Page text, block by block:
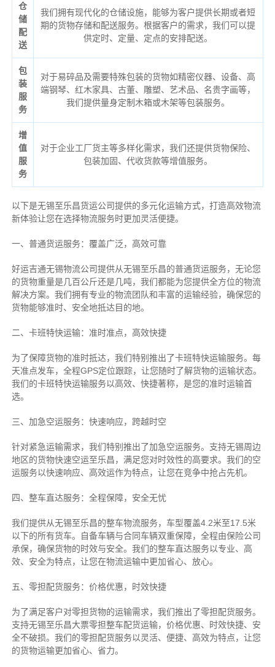
仓
储
配
送
我们拥有现代化的仓储设施，能够为客户提供长期或者短
期的货物存储和配送服务。根据客户的需求，我们可以提
供定时、定量、定点的安排配送。
包
装
服
务
对于易碎品及需要特殊包装的货物如精密仪器、设备、高
端钢琴、红木家具、古董、雕塑、艺术品、名贵字画等，
我们提供量身定制木箱或木架等包装服务。
增
值
服
务
对于企业工厂货主等多样化需求，我们还提供货物保险、
包装加固、代收货款等增值服务。
以下是无锡至乐昌货运公司提供的多元化运输方式，打造高效物流
新体验让您在选择物流服务时更加灵活便捷。
一、普通货运服务：覆盖广泛，高效可靠
好运吉通无锡物流公司提供从无锡至乐昌的普通货运服务，无论您
的货物重量是几百公斤还是几吨，我们都能为您提供全方位的物流
解决方案。我们拥有专业的物流团队和丰富的运输经验，确保您的
货物能够准时、安全地抵达目的地。
二、卡班特快运输：准时准点，高效快捷
为了保障货物的准时抵达，我们特别推出了卡班特快运输服务。每
天准点发车，全程GPS定位跟踪，让您随时了解货物的运输状态。
我们的卡班特快运输服务以高效、快捷著称，是您的准时运输首
选。
三、加急空运服务：快速响应，跨越时空
针对紧急运输需求，我们特别推出了加急空运服务。支持无锡周边
地区的货物快速空运至乐昌，满足您对时效性的高要求。我们的空
运服务以快速响应、高效运作为特点，让您在竞争中抢占先机。
四、整车直达服务：全程保障，安全无忧
我们提供从无锡至乐昌的整车物流服务，车型覆盖4.2米至17.5米
以下的所有货车。自备车辆与合同车辆双重保障，全程由保险公司
承保，确保货物的时效与安全。我们的整车直达服务以专业、高
效、安全为特点，让您在物流运输中更加省心、放心。
五、零担配货服务：价格优惠，时效快捷
为了满足客户对零担货物的运输需求，我们推出了零担配货服务。
支持无锡至乐昌大票零担整车配货运输，价格优惠、时效快捷、安
全不破损。我们的零担配货服务以灵活、便捷、高效为特点，让您
的货物运输更加省心、省力。